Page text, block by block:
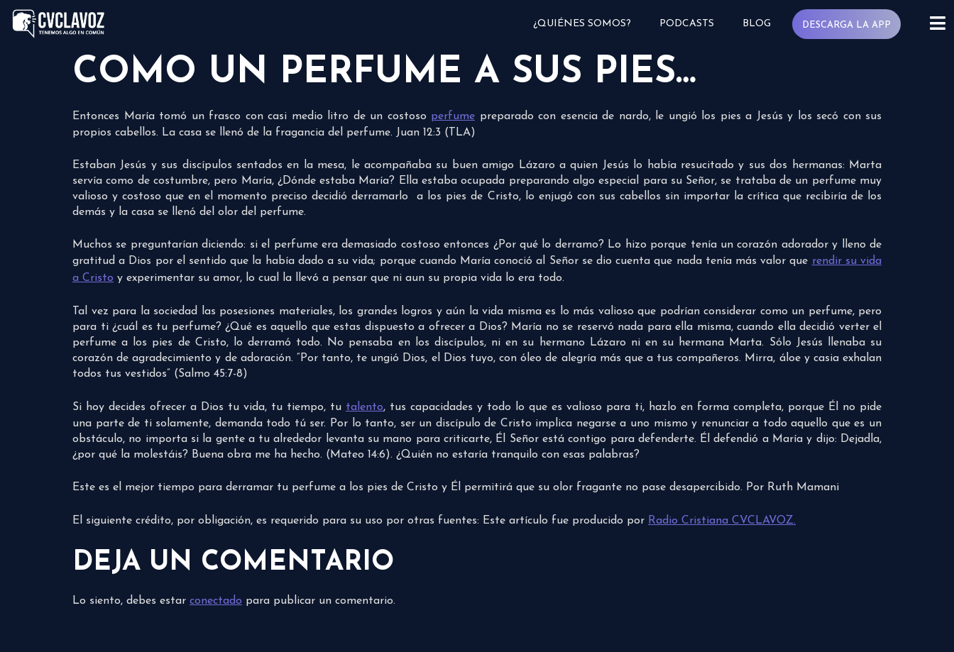
¿QUIÉNES SOMOS? PODCASTS BLOG DESCARGA LA APP
COMO UN PERFUME A SUS PIES…
Entonces María tomó un frasco con casi medio litro de un costoso perfume preparado con esencia de nardo, le ungió los pies a Jesús y los secó con sus
propios cabellos. La casa se llenó de la fragancia del perfume. Juan 12:3 (TLA)
Estaban Jesús y sus discípulos sentados en la mesa, le acompañaba su buen amigo Lázaro a quien Jesús lo había resucitado y sus dos hermanas: Marta
servía como de costumbre, pero María, ¿Dónde estaba María? Ella estaba ocupada preparando algo especial para su Señor, se trataba de un perfume muy
valioso y costoso que en el momento preciso decidió derramarlo a los pies de Cristo, lo enjugó con sus cabellos sin importar la crítica que recibiría de los
demás y la casa se llenó del olor del perfume.
Muchos se preguntarían diciendo: si el perfume era demasiado costoso entonces ¿Por qué lo derramo? Lo hizo porque tenía un corazón adorador y lleno de
gratitud a Dios por el sentido que la había dado a su vida; porque cuando María conoció al Señor se dio cuenta que nada tenía más valor que rendir su vida
a Cristo y experimentar su amor, lo cual la llevó a pensar que ni aun su propia vida lo era todo.
Tal vez para la sociedad las posesiones materiales, los grandes logros y aún la vida misma es lo más valioso que podrían considerar como un perfume, pero
para ti ¿cuál es tu perfume? ¿Qué es aquello que estas dispuesto a ofrecer a Dios? María no se reservó nada para ella misma, cuando ella decidió verter el
perfume a los pies de Cristo, lo derramó todo. No pensaba en los discípulos, ni en su hermano Lázaro ni en su hermana Marta. Sólo Jesús llenaba su
corazón de agradecimiento y de adoración. “Por tanto, te ungió Dios, el Dios tuyo, con óleo de alegría más que a tus compañeros. Mirra, áloe y casia exhalan
todos tus vestidos” (Salmo 45:7-8)
Si hoy decides ofrecer a Dios tu vida, tu tiempo, tu talento, tus capacidades y todo lo que es valioso para ti, hazlo en forma completa, porque Él no pide
una parte de ti solamente, demanda todo tú ser. Por lo tanto, ser un discípulo de Cristo implica negarse a uno mismo y renunciar a todo aquello que es un
obstáculo, no importa si la gente a tu alrededor levanta su mano para criticarte, Él Señor está contigo para defenderte. Él defendió a María y dijo: Dejadla,
¿por qué la molestáis? Buena obra me ha hecho. (Mateo 14:6). ¿Quién no estaría tranquilo con esas palabras?
Este es el mejor tiempo para derramar tu perfume a los pies de Cristo y Él permitirá que su olor fragante no pase desapercibido. Por Ruth Mamani
El siguiente crédito, por obligación, es requerido para su uso por otras fuentes: Este artículo fue producido por Radio Cristiana CVCLAVOZ.
DEJA UN COMENTARIO
Lo siento, debes estar conectado para publicar un comentario.